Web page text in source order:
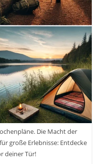
Die Macht der
große Erlebnisse: Entdecke
deiner Tür!